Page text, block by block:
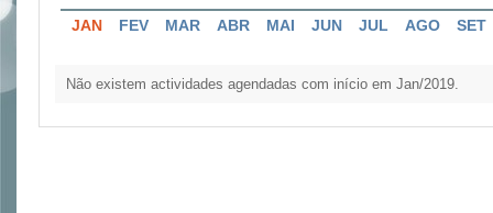
JAN FEV MAR ABR MAI JUN JUL AGO SET
Não existem actividades agendadas com início em Jan/2019.